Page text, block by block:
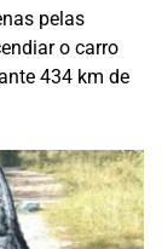
pelas
o carro
434 km de